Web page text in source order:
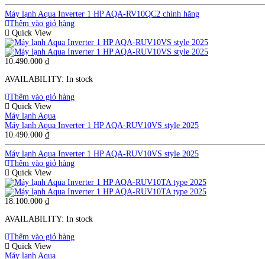
Máy lạnh Aqua Inverter 1 HP AQA-RV10QC2 chính hãng
Thêm vào giỏ hàng
Quick View
10.490.000 ₫
AVAILABILITY: In stock
Thêm vào giỏ hàng
Quick View
Máy lạnh Aqua
Máy lạnh Aqua Inverter 1 HP AQA-RUV10VS style 2025
10.490.000 ₫
Máy lạnh Aqua Inverter 1 HP AQA-RUV10VS style 2025
Thêm vào giỏ hàng
Quick View
18.100.000 ₫
AVAILABILITY: In stock
Thêm vào giỏ hàng
Quick View
Máy lạnh Aqua